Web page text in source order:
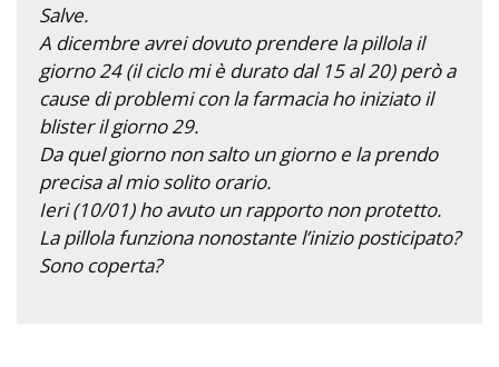
Salve.
A dicembre avrei dovuto prendere la pillola il
giorno 24 (il ciclo mi è durato dal 15 al 20) però a
cause di problemi con la farmacia ho iniziato il
blister il giorno 29.
Da quel giorno non salto un giorno e la prendo
precisa al mio solito orario.
Ieri (10/01) ho avuto un rapporto non protetto.
La pillola funziona nonostante l’inizio posticipato?
Sono coperta?